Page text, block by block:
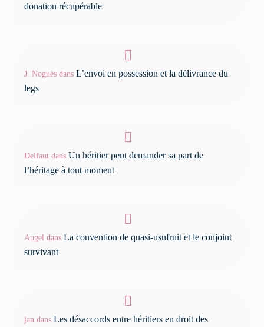
donation récupérable
J. Noguès dans L’envoi en possession et la délivrance du
legs
Delfaut dans Un héritier peut demander sa part de
l’héritage à tout moment
Augel dans La convention de quasi-usufruit et le conjoint
survivant
jan dans Les désaccords entre héritiers en droit des